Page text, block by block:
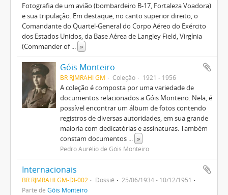
Fotografia de um avião (bombardeiro B-17, Fortaleza Voadora)
e sua tripulação. Em destaque, no canto superior direito, o
Comandante do Quartel-General do Corpo Aéreo do Exército
dos Estados Unidos, da Base Aérea de Langley Field, Virgínia
(Commander of... »
Góis Monteiro
BR RJMRAHI GM Coleção 1921 - 1956
A coleção é composta por uma variedade de
documentos relacionados a Góis Monteiro. Nela, é
possível encontrar um álbum de fotos contendo
registros de diversas autoridades, em sua grande
maioria com dedicatórias e assinaturas. Também
constam documentos ... »
Pedro Aurélio de Góis Monteiro
Internacionais
BR RJMRAHI GM-DI-002 Dossiê
25/06/1934 - 10/12/1951
Parte de Góis Monteiro